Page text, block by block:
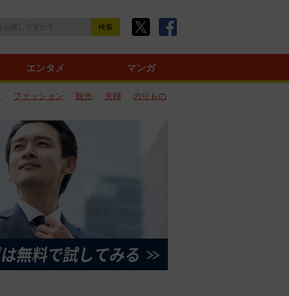
エンタメ マンガ
ファッション 観光 夫婦
のりもの